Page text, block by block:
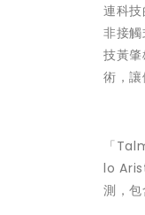
連科
非接
技黃
術，
「
lo
測，